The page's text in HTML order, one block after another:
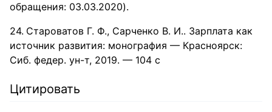
обращения: 03.03.2020).
Cтароватов Г. Ф., Сарченко В. И.. Зарплата как
источник развития: монография — Красноярск:
Сиб. федер. ун-т, 2019. — 104 с
Цитировать